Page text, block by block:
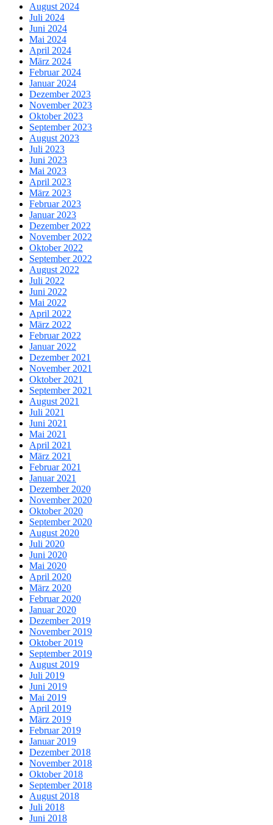
August 2024
Juli 2024
Juni 2024
Mai 2024
April 2024
März 2024
Februar 2024
Januar 2024
Dezember 2023
November 2023
Oktober 2023
September 2023
August 2023
Juli 2023
Juni 2023
Mai 2023
April 2023
März 2023
Februar 2023
Januar 2023
Dezember 2022
November 2022
Oktober 2022
September 2022
August 2022
Juli 2022
Juni 2022
Mai 2022
April 2022
März 2022
Februar 2022
Januar 2022
Dezember 2021
November 2021
Oktober 2021
September 2021
August 2021
Juli 2021
Juni 2021
Mai 2021
April 2021
März 2021
Februar 2021
Januar 2021
Dezember 2020
November 2020
Oktober 2020
September 2020
August 2020
Juli 2020
Juni 2020
Mai 2020
April 2020
März 2020
Februar 2020
Januar 2020
Dezember 2019
November 2019
Oktober 2019
September 2019
August 2019
Juli 2019
Juni 2019
Mai 2019
April 2019
März 2019
Februar 2019
Januar 2019
Dezember 2018
November 2018
Oktober 2018
September 2018
August 2018
Juli 2018
Juni 2018